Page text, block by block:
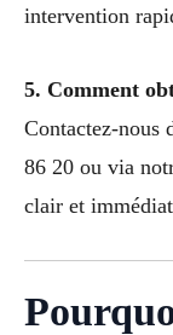
intervention
5. Comment
Contactez-nous
86 20 ou via
clair et